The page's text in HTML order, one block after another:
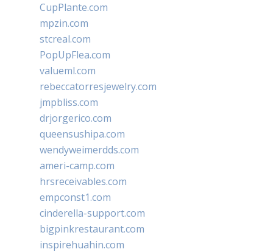
CupPlante.com
mpzin.com
stcreal.com
PopUpFlea.com
valueml.com
rebeccatorresjewelry.com
jmpbliss.com
drjorgerico.com
queensushipa.com
wendyweimerdds.com
ameri-camp.com
hrsreceivables.com
empconst1.com
cinderella-support.com
bigpinkrestaurant.com
inspirehuahin.com